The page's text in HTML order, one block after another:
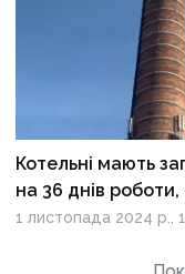
Котельні мають
на 36 днів
1 листопада 2024 р.,